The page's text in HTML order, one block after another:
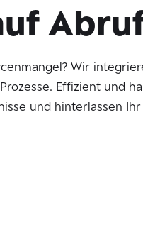
Wir
Effizient und
und hinterlassen